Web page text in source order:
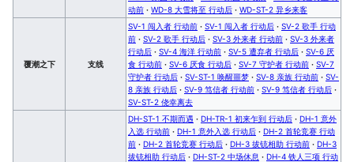
动前 · WD-8 大雪将至 行动后 · WD-ST-2 异乡来客
覆潮之下 支线
SV-1 闯入者 行动前 · SV-1 闯入者 行动后 · SV-2 歌手 行动
前 · SV-2 歌手 行动后 · SV-3 外来者 行动前 · SV-3 外来者
行动后 · SV-4 海洋 行动前 · SV-5 遭弃者 行动后 · SV-6 厌
食 行动前 · SV-6 厌食 行动后 · SV-7 守护者 行动前 · SV-7
守护者 行动后 · SV-ST-1 唤醒噩梦 · SV-8 亲族 行动前 · SV-
8 亲族 行动后 · SV-9 笃信者 行动前 · SV-9 笃信者 行动后 ·
SV-ST-2 侥幸离去
DH-ST-1 不期而遇 · DH-TR-1 初来乍到 行动后 · DH-1 意外
入选 行动前 · DH-1 意外入选 行动后 · DH-2 首轮竞赛 行动
前 · DH-2 首轮竞赛 行动后 · DH-3 拔铳相助 行动前 · DH-3
拔铳相助 行动后 · DH-ST-2 中场休息 · DH-4 铁人三项 行动